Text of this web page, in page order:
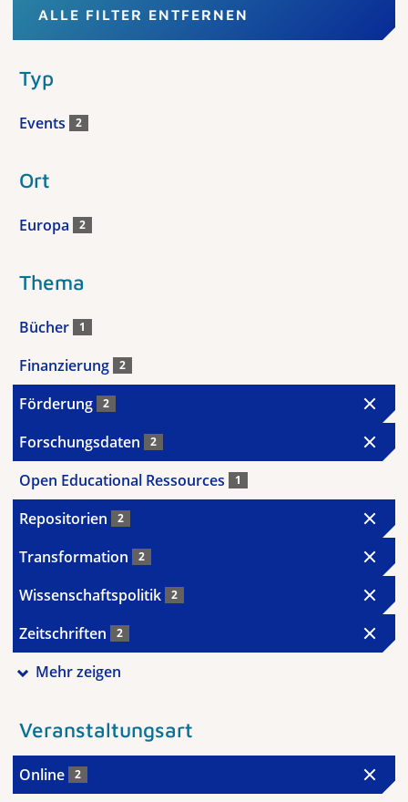
ALLE FILTER ENTFERNEN
Typ
Events 2
Ort
Europa 2
Thema
Bücher 1
Finanzierung 2
Förderung 2
Forschungsdaten 2
Open Educational Ressources 1
Repositorien 2
Transformation 2
Wissenschaftspolitik 2
Zeitschriften 2
Mehr zeigen
Veranstaltungsart
Online 2